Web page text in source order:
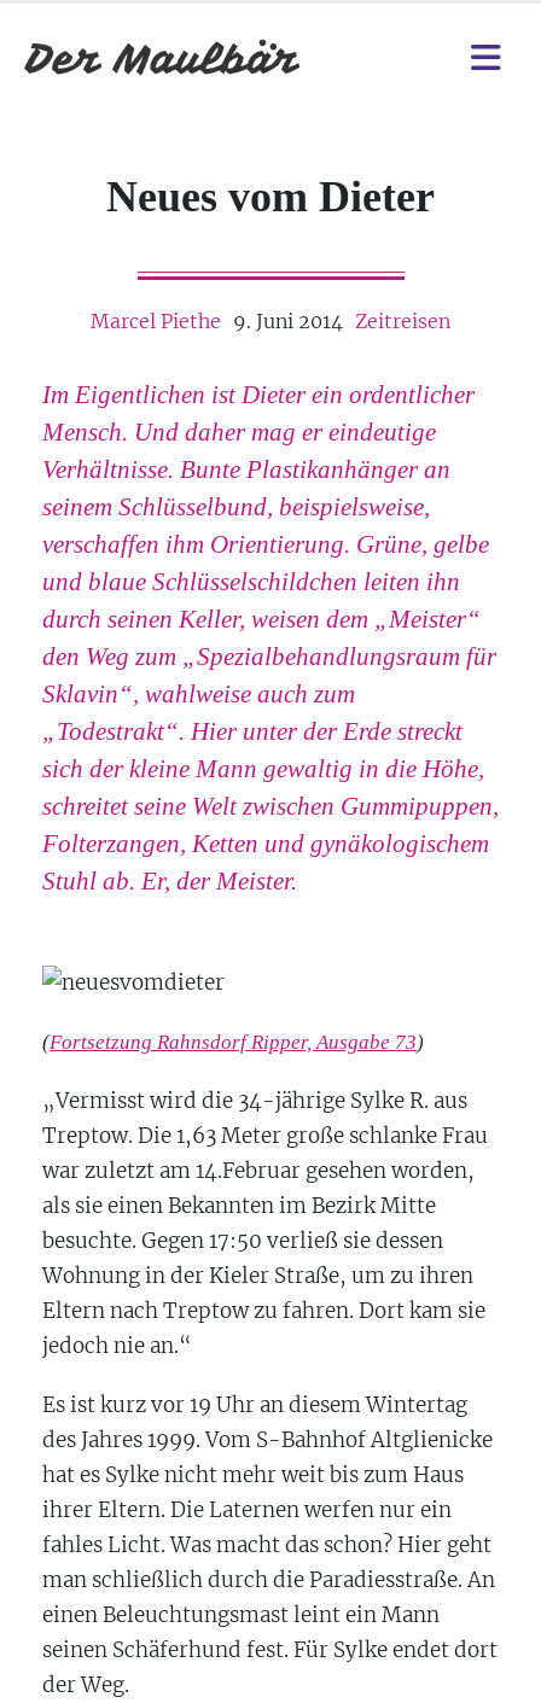
Neues vom Dieter
Marcel Piethe 9. Juni 2014 Zeitreisen
Im Eigentlichen ist Dieter ein ordentlicher
Mensch. Und daher mag er eindeutige
Verhältnisse. Bunte Plastikanhänger an
seinem Schlüsselbund, beispielsweise,
verschaffen ihm Orientierung. Grüne, gelbe
und blaue Schlüsselschildchen leiten ihn
durch seinen Keller, weisen dem „Meister“
den Weg zum „Spezialbehandlungsraum für
Sklavin“, wahlweise auch zum
„Todestrakt“. Hier unter der Erde streckt
sich der kleine Mann gewaltig in die Höhe,
schreitet seine Welt zwischen Gummipuppen,
Folterzangen, Ketten und gynäkologischem
Stuhl ab. Er, der Meister.
(Fortsetzung Rahnsdorf Ripper, Ausgabe 73)
„Vermisst wird die 34-jährige Sylke R. aus
Treptow. Die 1,63 Meter große schlanke Frau
war zuletzt am 14.Februar gesehen worden,
als sie einen Bekannten im Bezirk Mitte
besuchte. Gegen 17:50 verließ sie dessen
Wohnung in der Kieler Straße, um zu ihren
Eltern nach Treptow zu fahren. Dort kam sie
jedoch nie an.“
Es ist kurz vor 19 Uhr an diesem Wintertag
des Jahres 1999. Vom S-Bahnhof Altglienicke
hat es Sylke nicht mehr weit bis zum Haus
ihrer Eltern. Die Laternen werfen nur ein
fahles Licht. Was macht das schon? Hier geht
man schließlich durch die Paradiesstraße. An
einen Beleuchtungsmast leint ein Mann
seinen Schäferhund fest. Für Sylke endet dort
der Weg.